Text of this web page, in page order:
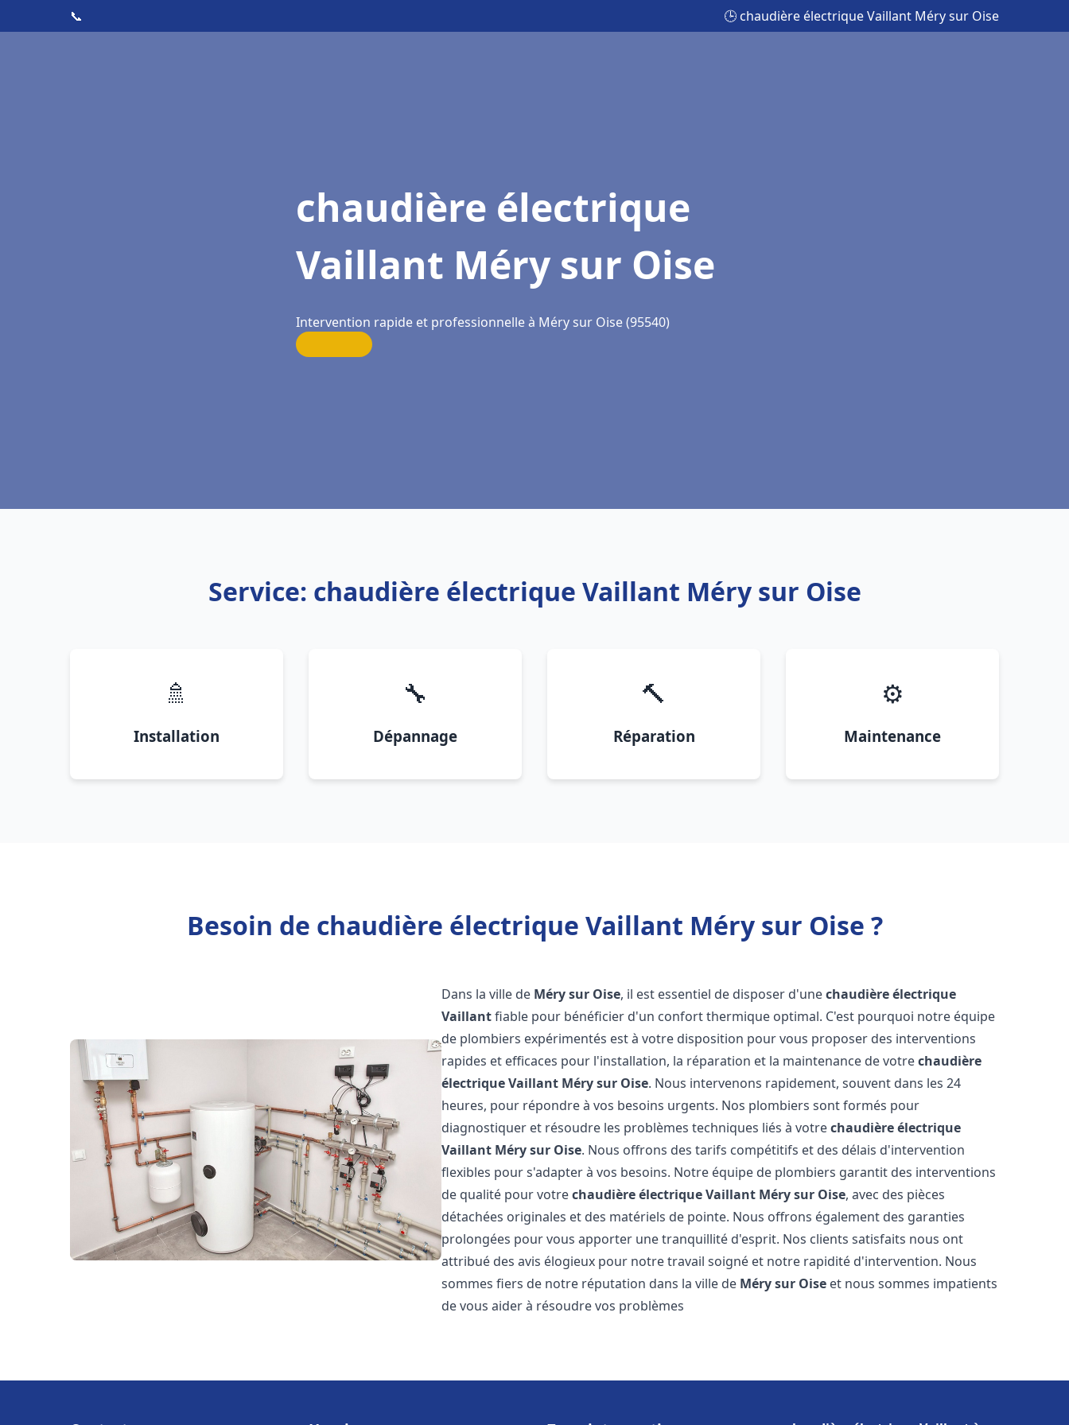
📞 🕒 chaudière électrique Vaillant Méry sur Oise
chaudière électrique
Vaillant Méry sur Oise
Intervention rapide et professionnelle à Méry sur Oise (95540)
Service: chaudière électrique Vaillant Méry sur Oise
🚿
Installation
🔧
Dépannage
🔨
Réparation
⚙️
Maintenance
Besoin de chaudière électrique Vaillant Méry sur Oise ?
Dans la ville de Méry sur Oise, il est essentiel de disposer d'unechaudière électrique
Vaillantfiable pour bénéficier d'un confort thermique optimal. C'est pourquoi notre équipe
de plombiers expérimentés est à votre disposition pour vous proposer des interventions
rapides et efficaces pour l'installation, la réparation et la maintenance de votrechaudière
électrique Vaillant Méry sur Oise. Nous intervenons rapidement, souvent dans les 24
heures, pour répondre à vos besoins urgents. Nos plombiers sont formés pour
diagnostiquer et résoudre les problèmes techniques liés à votrechaudière électrique
Vaillant Méry sur Oise. Nous offrons des tarifs compétitifs et des délais d'intervention
flexibles pour s'adapter à vos besoins. Notre équipe de plombiers garantit des interventions
de qualité pour votrechaudière électrique Vaillant Méry sur Oise, avec des pièces
détachées originales et des matériels de pointe. Nous offrons également des garanties
prolongées pour vous apporter une tranquillité d'esprit. Nos clients satisfaits nous ont
attribué des avis élogieux pour notre travail soigné et notre rapidité d'intervention. Nous
sommes fiers de notre réputation dans la ville de Méry sur Oise et nous sommes impatients
de vous aider à résoudre vos problèmes